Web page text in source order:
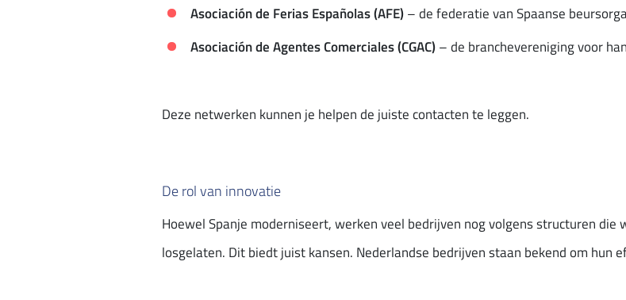
Asociación de Ferias Españolas (AFE)– de federatie van Spaanse
Asociación de Agentes Comerciales (CGAC)– de branchevereniging voor
Deze netwerken kunnen je helpen de juiste contacten te leggen.
De rol van innovatie
Hoewel Spanje moderniseert, werken veel bedrijven nog volgens structuren die
losgelaten. Dit biedt juist kansen. Nederlandse bedrijven staan bekend om hun